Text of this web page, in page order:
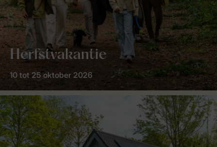
Herfstvakantie
10 tot 25 oktober 2026